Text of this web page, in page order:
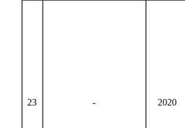
23 - 2020